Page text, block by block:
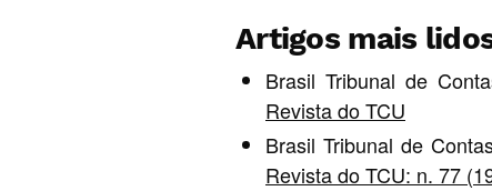
Artigos mais
Brasil Tribunal de
Revista do TCU
Brasil Tribunal de
Revista do TCU: n. 77